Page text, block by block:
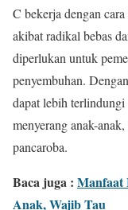
C bekerja dengan
akibat radikal bebas
diperlukan untuk
penyembuhan.
dapat lebih
menyerang anak-
pancaroba.
Baca juga : Manfaat
Anak, Wajib Tau